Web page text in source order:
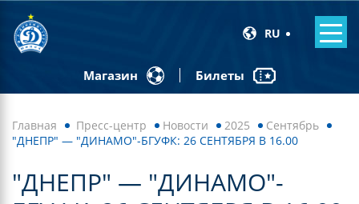
RU
Магазин Билеты
Главная Пресс-центр Новости 2025
Сентябрь
"ДНЕПР" — "ДИНАМО"-БГУФК: 26 СЕНТЯБРЯ В 16.00
"ДНЕПР" — "ДИНАМО"-